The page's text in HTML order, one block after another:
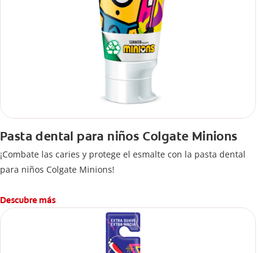
Pasta dental para niños Colgate Minions
¡Combate las caries y protege el esmalte con la pasta dental
para niños Colgate Minions!
Descubre más